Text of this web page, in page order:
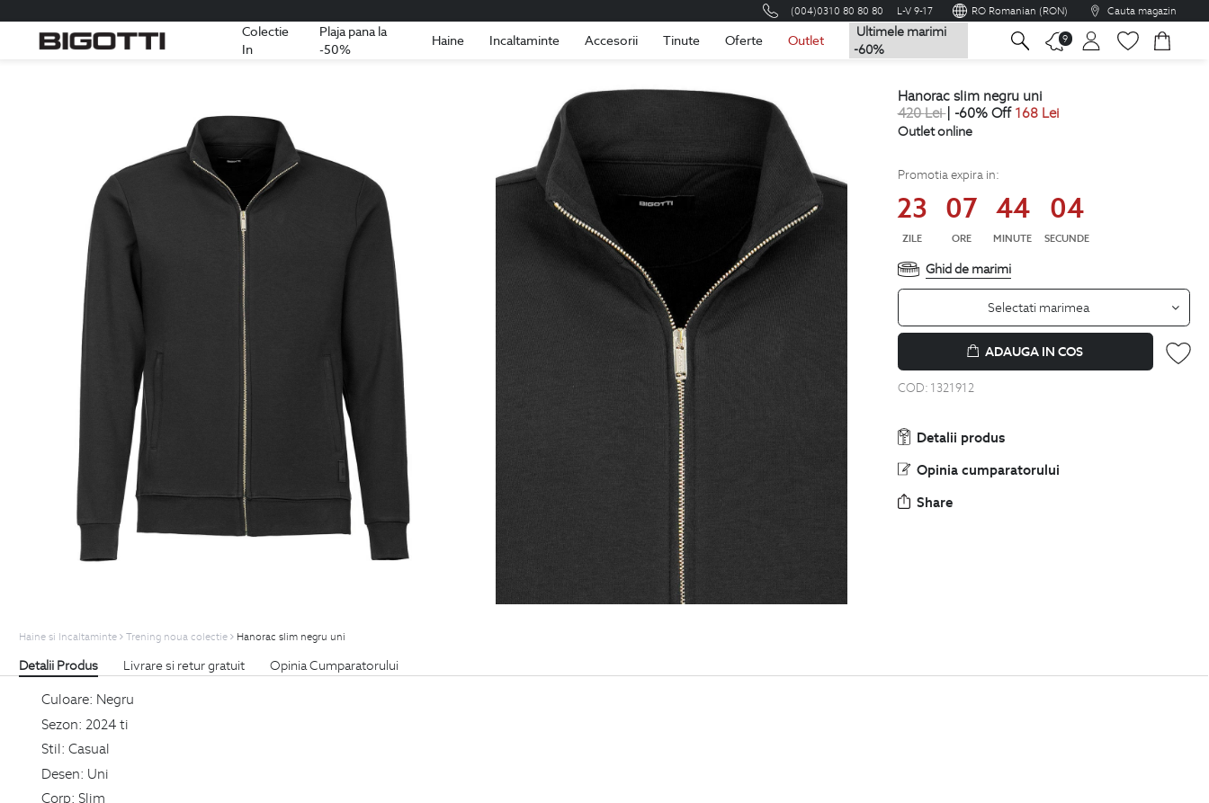
(004)0310 80 80 80 L-V 9-17 RO Romanian (RON) Cauta magazin
Colectie
In
Plaja pana la
-50%
Haine Incaltaminte Accesorii Tinute Oferte Outlet
Ultimele marimi
-60%
9
Romania Romana
hanorac slim negru uni
420Lei| -60% Off 168 Lei
Outlet online
Promotia expira in:
23
ZILE
07
ORE
44
MINUTE
03
SECUNDE
Ghid de marimi
Selectati marimea
ADAUGA IN COS
COD: 1321912
Detalii produs
Opinia cumparatorului
Share
Haine si Incaltaminte Trening noua colectie Hanorac slim negru uni
Detalii Produs Livrare si retur gratuit Opinia Cumparatorului
Culoare: Negru
Sezon: 2024 ti
Stil: Casual
Desen: Uni
Corp: Slim